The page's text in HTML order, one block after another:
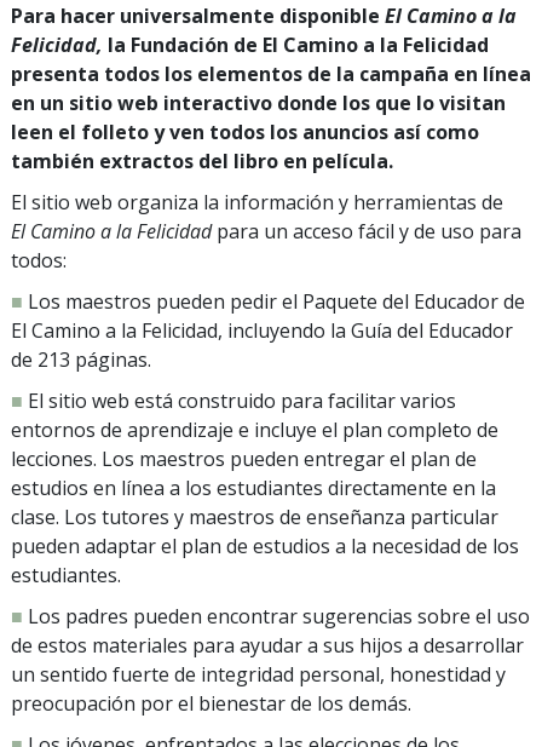
Para hacer universalmente disponible El Camino a la
Felicidad, la Fundación de El Camino a la Felicidad
presenta todos los elementos de la campaña en línea
en un sitio web interactivo donde los que lo visitan
leen el folleto y ven todos los anuncios así como
también extractos del libro en película.
El sitio web organiza la información y herramientas de
El Camino a la Felicidadpara un acceso fácil y de uso para
todos:
■ Los maestros pueden pedir el Paquete del Educador de
El Camino a la Felicidad, incluyendo la Guía del Educador
de 213 páginas.
■ El sitio web está construido para facilitar varios
entornos de aprendizaje e incluye el plan completo de
lecciones. Los maestros pueden entregar el plan de
estudios en línea a los estudiantes directamente en la
clase. Los tutores y maestros de enseñanza particular
pueden adaptar el plan de estudios a la necesidad de los
estudiantes.
■ Los padres pueden encontrar sugerencias sobre el uso
de estos materiales para ayudar a sus hijos a desarrollar
un sentido fuerte de integridad personal, honestidad y
preocupación por el bienestar de los demás.